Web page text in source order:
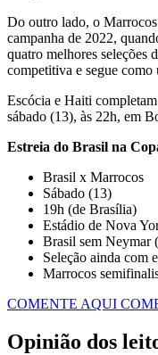
Do outro lado, o
campanha de 2022,
quatro melhores seleções
competitiva e segue
Escócia e Haiti
sábado (13), às 22h, em
Estreia do Brasil na
Brasil x Marrocos
Sábado (13)
19h (de Brasília)
Estádio de Nova
Brasil sem Neymar
Seleção ainda com
Marrocos
COMENTE AQUI
Opinião dos